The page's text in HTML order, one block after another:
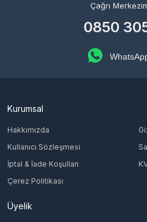
Çağrı
0850
Kurumsal
Hakkımızda
Kullanıcı Sözleşmesi
İptal & İade Koşulları
Çerez Politikası
Üyelik